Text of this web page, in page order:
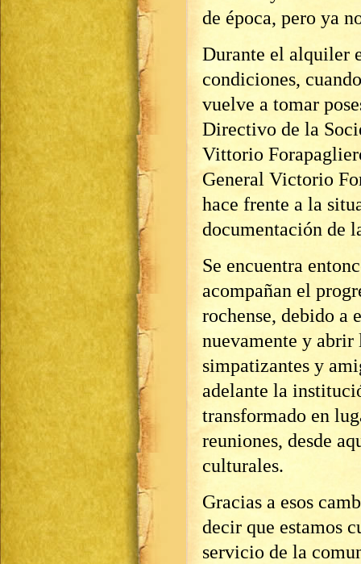
de época, pero ya
Durante el alquiler
condiciones,
vuelve a tomar
Directivo de la
Vittorio
General Victorio
hace frente a la
documentación de
Se encuentra
acompañan el
rochense, debido a
nuevamente y abrir
simpatizantes y
adelante la
transformado en
reuniones, desde
culturales.
Gracias a esos
decir que estamos
servicio de la